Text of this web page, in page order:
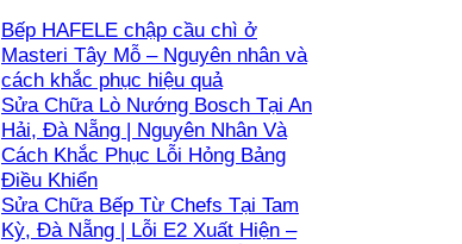
Bếp HAFELE chập cầu chì ở
Masteri Tây Mỗ – Nguyên nhân và
cách khắc phục hiệu quả
Sửa Chữa Lò Nướng Bosch Tại An
Hải, Đà Nẵng | Nguyên Nhân Và
Cách Khắc Phục Lỗi Hỏng Bảng
Điều Khiển
Sửa Chữa Bếp Từ Chefs Tại Tam
Kỳ, Đà Nẵng | Lỗi E2 Xuất Hiện –